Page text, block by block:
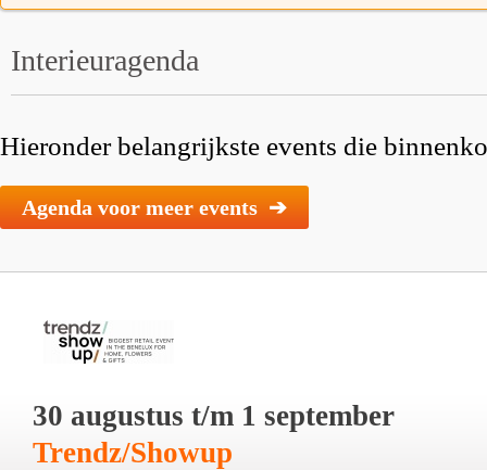
Interieuragenda
Hieronder belangrijkste events die
Agenda voor meer events ➔
30 augustus t/m 1 september
Trendz/Showup